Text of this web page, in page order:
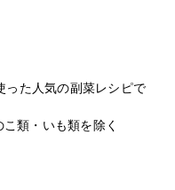
った人気の副菜レシピで
類・いも類を除く